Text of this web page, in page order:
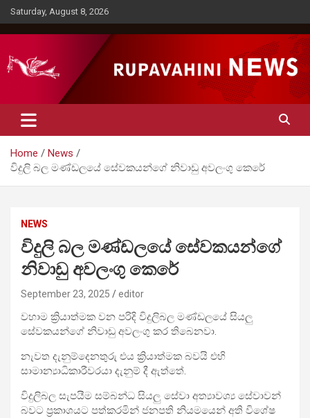
Skip
to
content
Saturday, August 8, 2026
Rupavahini News
Home
News
විදුලි බල මණ්ඩලයේ සේවකයන්ගේ නිවාඩු අවලංගු කෙරේ
NEWS
විදුලි බල මණ්ඩලයේ සේවකයන්ගේ
නිවාඩු අවලංගු කෙරේ
September 23, 2025 editor
වහාම ක්‍රියාත්මක වන පරිදි විදුලිබල මණ්ඩලයේ සියලු
සේවකයන්ගේ නිවාඩු අවලංගු කර තිබෙනවා.
නැවත දැනුම්දෙනතුරු එය ක්‍රියාත්මක බවයි එහි
සාමාන්‍යාධිකාරීවරයා දැනුම් දී ඇත්තේ.
විදුලිබල සැපයීම සම්බන්ධ සියලු සේවා අත්‍යාවශ්‍ය සේවාවන්
බවට ප්‍රකාශයට පත්කරමින් ජනපති නියමයෙන් අති විශේෂ